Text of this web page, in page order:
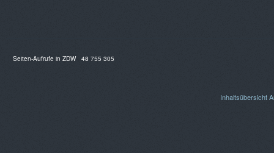
Seiten-Aufrufe in ZDW 48 755 305
Inhaltsübersicht